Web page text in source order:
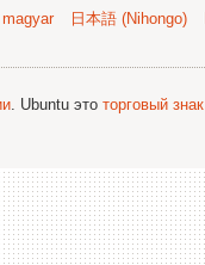
magyar 日本語 (Nihongo)
. Ubuntu это торговый знак